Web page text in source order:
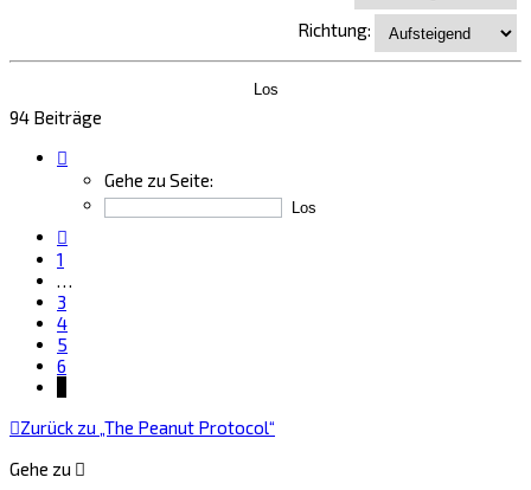
Richtung:
94 Beiträge
von
Gehe zu Seite:
1
…
3
4
5
6
Zurück zu „The Peanut Protocol“
Gehe zu